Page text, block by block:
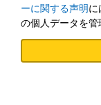
ーに関する声明に
の個人データを管